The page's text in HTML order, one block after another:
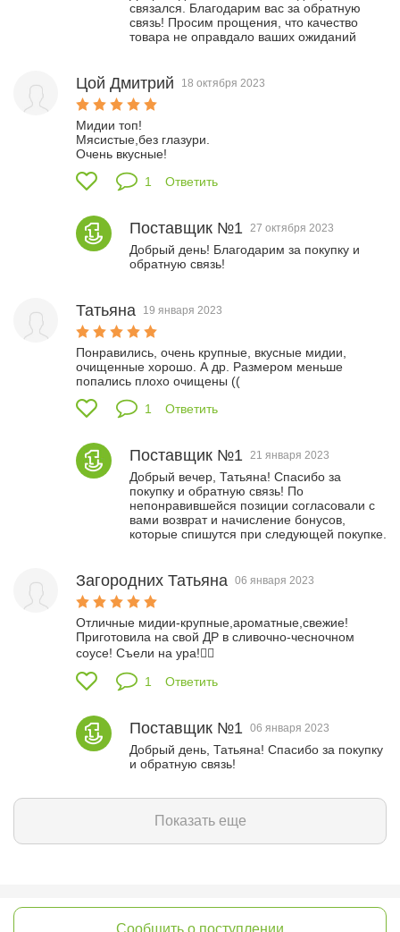
связался. Благодарим вас за обратную
связь! Просим прощения, что качество
товара не оправдало ваших ожиданий
Цой Дмитрий 18 октября 2023
Мидии топ!
Мясистые,без глазури.
Очень вкусные!
1
Ответить
Поставщик №1 27 октября 2023
Добрый день! Благодарим за покупку и
обратную связь!
Татьяна 19 января 2023
Понравились, очень крупные, вкусные мидии,
очищенные хорошо. А др. Размером меньше
попались плохо очищены ((
1
Ответить
Поставщик №1 21 января 2023
Добрый вечер, Татьяна! Спасибо за
покупку и обратную связь! По
непонравившейся позиции согласовали с
вами возврат и начисление бонусов,
которые спишутся при следующей покупке.
Загородних Татьяна 06 января 2023
Отличные мидии-крупные,ароматные,свежие!
Приготовила на свой ДР в сливочно-чесночном
соусе! Съели на ура!👍🏻
1
Ответить
Поставщик №1 06 января 2023
Добрый день, Татьяна! Спасибо за покупку
и обратную связь!
Показать еще
Сообщить о поступлении